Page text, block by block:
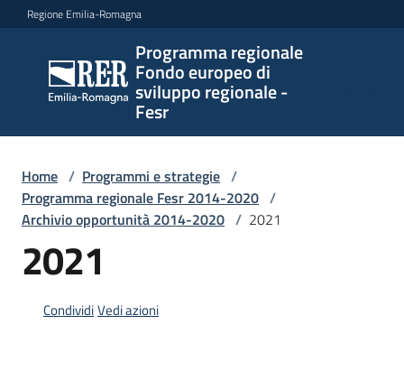
Vai al contenuto
Vai alla navigazione
Vai al footer
Regione Emilia-Romagna
Programma regionale
Fondo europeo di
sviluppo regionale -
Fesr
Programma
regionale
Fondo
europeo di
regionale -
Fesr
Novità
Home / Programmi e strategie /
Programma regionale Fesr 2014-2020 /
Archivio opportunità 2014-2020 / 2021
2021
CondividiVedi azioni